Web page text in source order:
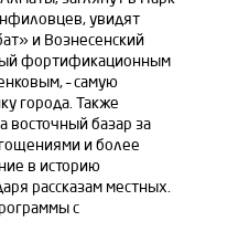
увидят
и Вознесенский
фортификационным
– самую
города. Также
восточный базар за
и более
в историю
рассказам местных.
с